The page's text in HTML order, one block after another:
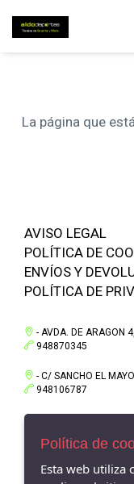
La página que
AVISO LEGAL
POLÍTICA DE
ENVÍOS Y
POLÍTICA DE
- AVDA. DE
948870345
- C/ SANCHO EL
948106787
- C/GARCIA
948572269
Política de
Esta web utiliza